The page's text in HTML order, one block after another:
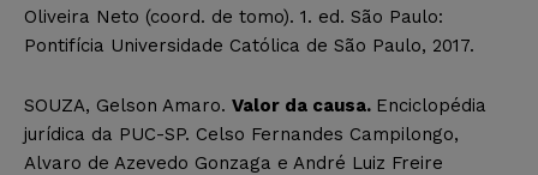
Oliveira Neto (coord. de tomo). 1. ed. São Paulo:
Pontifícia Universidade Católica de São Paulo, 2017.
SOUZA, Gelson Amaro. Valor da causa. Enciclopédia
jurídica da PUC-SP. Celso Fernandes Campilongo,
Alvaro de Azevedo Gonzaga e André Luiz Freire